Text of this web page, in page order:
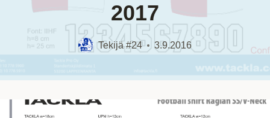
2017
Tekijä #24 3.9.2016